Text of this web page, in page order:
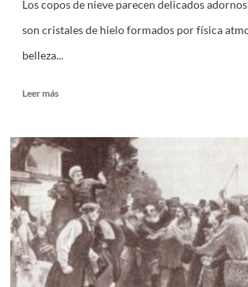
Los copos de nieve parecen delicados
son cristales de hielo formados por física
belleza...
Leer másLeer
15
datos
interesantes
sobre
los
copos
de
nieve